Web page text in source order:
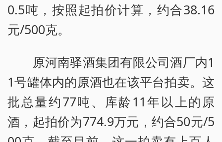
0.5吨，按照起拍价计算，约合38.16
元/500克。
原河南驿酒集团有限公司酒厂内1
1号罐体内的原酒也在该平台拍卖。这
批总量约77吨、库龄11年以上的原
酒，起拍价为774.9万元，约合50元/5